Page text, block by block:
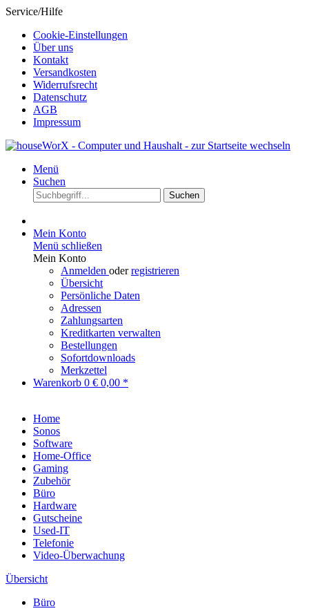
Service/Hilfe
Cookie-Einstellungen
Über uns
Kontakt
Versandkosten
Widerrufsrecht
Datenschutz
AGB
Impressum
Menü
Suchen
Suchen
Mein Konto
Menü schließen
Mein Konto
Anmelden oderregistrieren
Übersicht
Persönliche Daten
Adressen
Zahlungsarten
Kreditkarten verwalten
Bestellungen
Sofortdownloads
Merkzettel
Warenkorb 0 € 0,00 *
Home
Sonos
Software
Home-Office
Gaming
Zubehör
Büro
Hardware
Gutscheine
Used-IT
Telefonie
Video-Überwachung
Übersicht
Büro